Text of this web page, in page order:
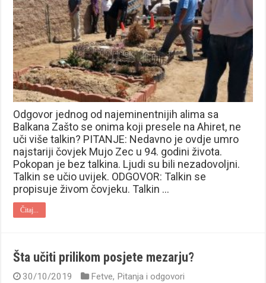
Odgovor jednog od najeminentnijih alima sa
Balkana Zašto se onima koji presele na Ahiret, ne
uči više talkin? PITANJE: Nedavno je ovdje umro
najstariji čovjek Mujo Zec u 94. godini života.
Pokopan je bez talkina. Ljudi su bili nezadovoljni.
Talkin se učio uvijek. ODGOVOR: Talkin se
propisuje živom čovjeku. Talkin …
Čitaj...
Šta učiti prilikom posjete mezarju?
30/10/2019 Fetve, Pitanja i odgovori